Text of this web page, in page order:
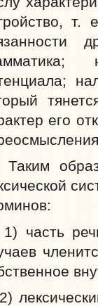
т.
его
часть